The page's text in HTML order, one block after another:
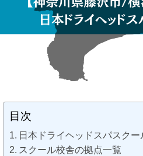
目次
日本ドライヘッドスパスクー
スクール校舎の拠点一覧